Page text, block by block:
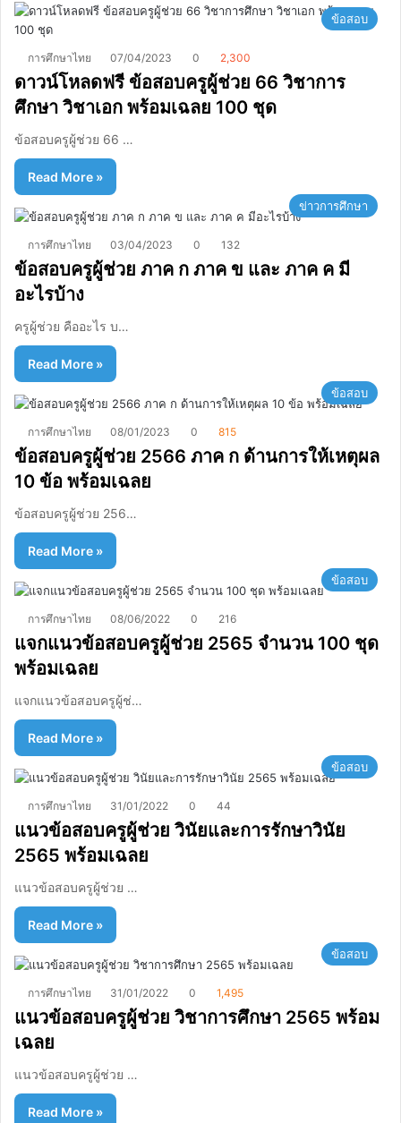
ข้อสอบ
การศึกษาไทย 07/04/2023 0 2,300
ดาวน์โหลดฟรี ข้อสอบครูผู้ช่วย 66 วิชาการ
ศึกษา วิชาเอก พร้อมเฉลย 100 ชุด
ข้อสอบครูผู้ช่วย 66 …
Read More »
ข่าวการศึกษา
การศึกษาไทย 03/04/2023 0 132
ข้อสอบครูผู้ช่วย ภาค ก ภาค ข และ ภาค ค มี
อะไรบ้าง
ครูผู้ช่วย คืออะไร บ…
Read More »
ข้อสอบ
การศึกษาไทย 08/01/2023 0 815
ข้อสอบครูผู้ช่วย 2566 ภาค ก ด้านการให้เหตุผล
10 ข้อ พร้อมเฉลย
ข้อสอบครูผู้ช่วย 256…
Read More »
ข้อสอบ
การศึกษาไทย 08/06/2022 0 216
แจกแนวข้อสอบครูผู้ช่วย 2565 จำนวน 100 ชุด
พร้อมเฉลย
แจกแนวข้อสอบครูผู้ช่…
Read More »
ข้อสอบ
การศึกษาไทย 31/01/2022 0 44
แนวข้อสอบครูผู้ช่วย วินัยและการรักษาวินัย
2565 พร้อมเฉลย
แนวข้อสอบครูผู้ช่วย …
Read More »
ข้อสอบ
การศึกษาไทย 31/01/2022 0 1,495
แนวข้อสอบครูผู้ช่วย วิชาการศึกษา 2565 พร้อม
เฉลย
แนวข้อสอบครูผู้ช่วย …
Read More »